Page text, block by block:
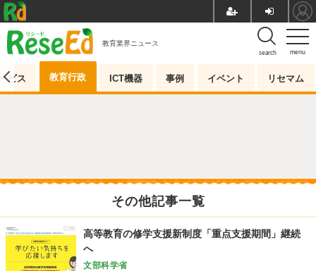
menu
search
教育業界ニュース
ビス 教育行政 ICT機器 事例 イベント リセマム
その他記事一覧
高等教育の修学支援新制度「重点支援期間」継続
へ
文部科学省